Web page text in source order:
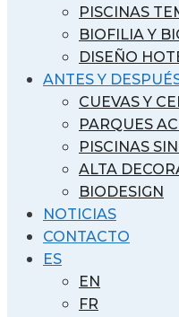
PISCINAS
BIOFILIA Y
DISEÑO
ANTES Y
CUEVAS Y
PARQUES
PISCINAS
ALTA
BIODESIGN
NOTICIAS
CONTACTO
ES
EN
FR